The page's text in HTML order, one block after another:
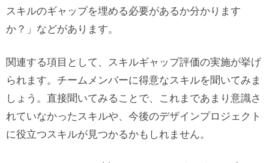
スキルのギャップを埋める必要があるか分かります
か？」などがあります。
関連する項目として、スキルギャップ評価の実施が挙げ
られます。チームメンバーに得意なスキルを聞いてみま
しょう。直接聞いてみることで、これまであまり意識さ
れていなかったスキルや、今後のデザインプロジェクト
に役立つスキルが見つかるかもしれません。